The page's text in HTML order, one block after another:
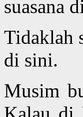
suasana
Tidaklah
di sini.
Musim